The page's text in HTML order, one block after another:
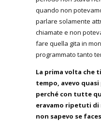
quando non
parlare solamente
chiamate e non
fare quella gita in
programmato tanto
La prima volta che
tempo, avevo
perché con tutte
eravamo ripetuti di
non sapevo se